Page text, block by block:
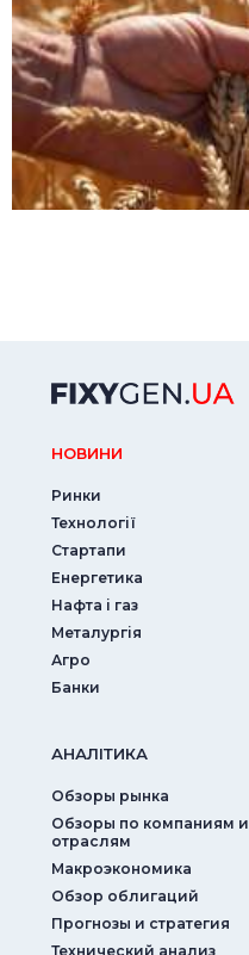
НОВИНИ
Ринки
Технології
Стартапи
Енергетика
Нафта і газ
Металургія
Агро
Банки
АНАЛIТИКА
Обзоры рынка
Обзоры по компаниям и
отраслям
Макроэкономика
Обзор облигаций
Прогнозы и стратегия
Технический анализ